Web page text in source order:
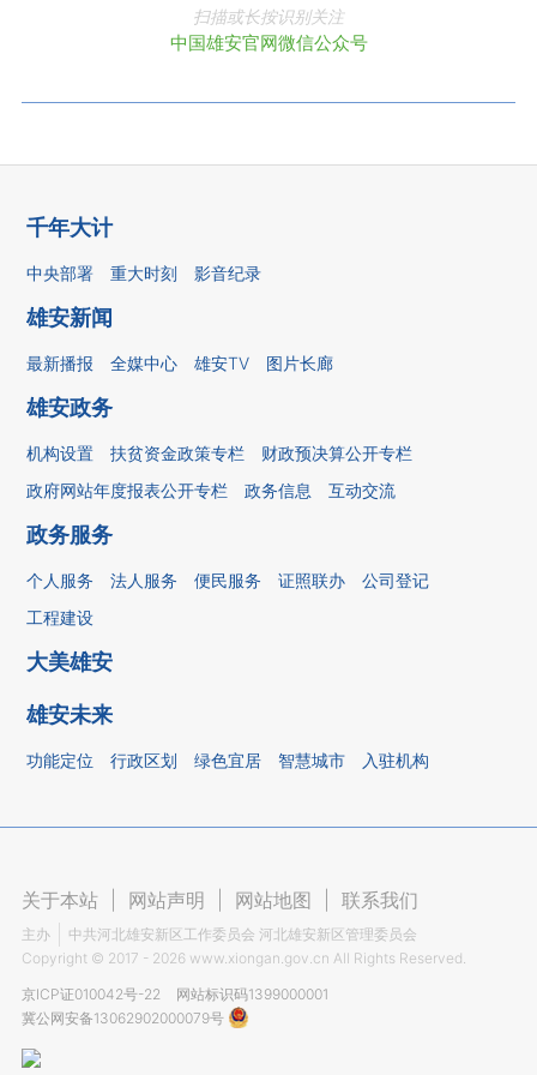
扫描或长按识别关注
中国雄安官网微信公众号
千年大计
中央部署 重大时刻 影音纪录
雄安新闻
最新播报 全媒中心 雄安TV 图片长廊
雄安政务
机构设置 扶贫资金政策专栏
财政预决算公开专栏
政府网站年度报表公开专栏
政务信息 互动交流
政务服务
个人服务 法人服务 便民服务 证照联办
公司登记
工程建设
大美雄安
雄安未来
功能定位 行政区划 绿色宜居 智慧城市 入驻机构
关于本站 网站声明 网站地图 联系我们
主办
中共河北雄安新区工作委员会 河北雄安新区管理委员会
Copyright © 2017 - 2026 www.xiongan.gov.cn All Rights Reserved.
京ICP证010042号-22
网站标识码1399000001
冀公网安备13062902000079号